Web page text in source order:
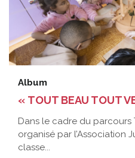
Album
« TOUT BEAU TOUT
Dans le cadre du
organisé par l’Association
classe...